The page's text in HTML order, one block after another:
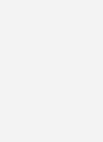
und T-Stücke.
abgezogen. Und
zur Verfügung
Beispiel
jetzt
Leitungen
für
20 Meter